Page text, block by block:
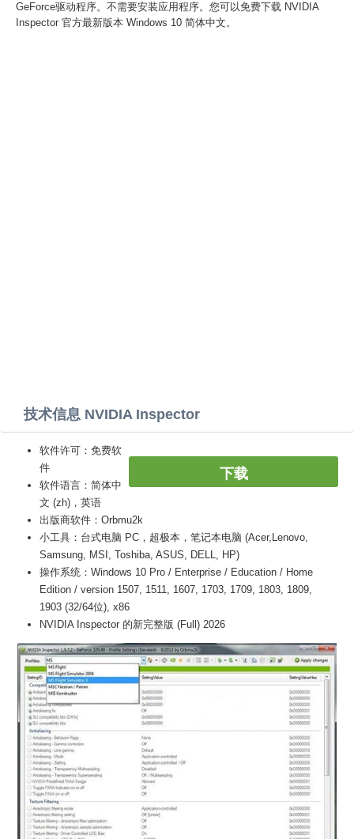
GeForce驱动程序。不需要安装应用程序。您可以免费下载 NVIDIA
Inspector 官方最新版本 Windows 10 简体中文。
技术信息 NVIDIA Inspector
下载
软件许可：免费软
件
软件语言：简体中
文 (zh)，英语
出版商软件：Orbmu2k
小工具：台式电脑 PC，超极本，笔记本电脑 (Acer,Lenovo,
Samsung, MSI, Toshiba, ASUS, DELL, HP)
操作系统：Windows 10 Pro / Enterprise / Education / Home
Edition / version 1507, 1511, 1607, 1703, 1709, 1803, 1809,
1903 (32/64位), x86
NVIDIA Inspector 的新完整版 (Full) 2026